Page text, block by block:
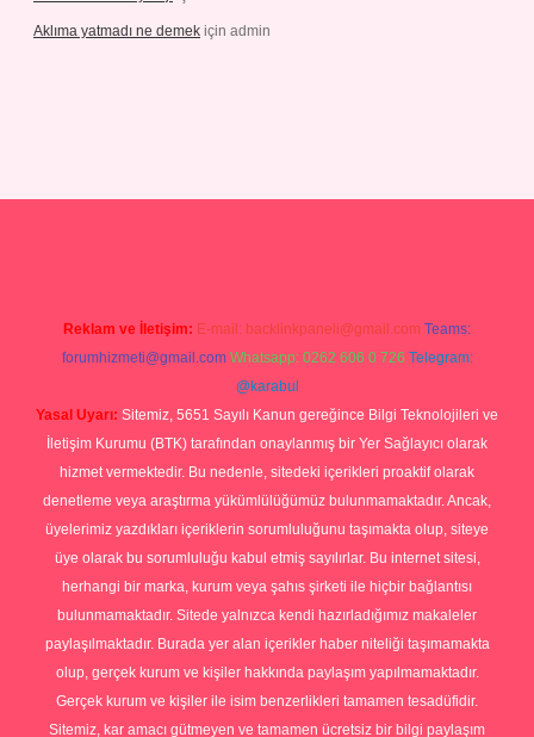
Aklıma yatmadı ne demek için admin
Reklam ve İletişim: E-mail: backlinkpaneli@gmail.com Teams:
forumhizmeti@gmail.com Whatsapp: 0262 606 0 726 Telegram:
@karabul
Yasal Uyarı: Sitemiz, 5651 Sayılı Kanun gereğince Bilgi Teknolojileri ve
İletişim Kurumu (BTK) tarafından onaylanmış bir Yer Sağlayıcı olarak
hizmet vermektedir. Bu nedenle, sitedeki içerikleri proaktif olarak
denetleme veya araştırma yükümlülüğümüz bulunmamaktadır. Ancak,
üyelerimiz yazdıkları içeriklerin sorumluluğunu taşımakta olup, siteye
üye olarak bu sorumluluğu kabul etmiş sayılırlar. Bu internet sitesi,
herhangi bir marka, kurum veya şahıs şirketi ile hiçbir bağlantısı
bulunmamaktadır. Sitede yalnızca kendi hazırladığımız makaleler
paylaşılmaktadır. Burada yer alan içerikler haber niteliği taşımamakta
olup, gerçek kurum ve kişiler hakkında paylaşım yapılmamaktadır.
Gerçek kurum ve kişiler ile isim benzerlikleri tamamen tesadüfidir.
Sitemiz, kar amacı gütmeyen ve tamamen ücretsiz bir bilgi paylaşım